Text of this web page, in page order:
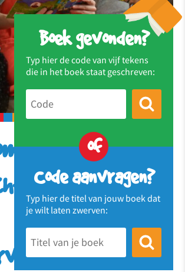
Boek gevonden?
Typ hier de code van vijf tekens
die in het boek staat geschreven:
of
Code aanvragen?
Typ hier de titel van jouw boek dat
je wilt laten zwerven: